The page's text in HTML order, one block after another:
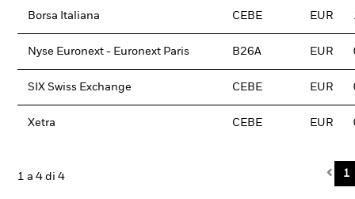
Borsa Italiana CEBE EUR
Nyse Euronext - Euronext Paris B26A EUR
SIX Swiss Exchange CEBE EUR
Xetra CEBE EUR
1 a 4 di 4 1